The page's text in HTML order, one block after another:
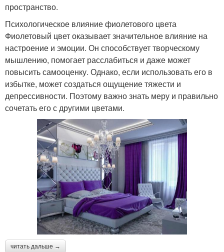
пространство.
Психологическое влияние фиолетового цвета
Фиолетовый цвет оказывает значительное влияние на
настроение и эмоции. Он способствует творческому
мышлению, помогает расслабиться и даже может
повысить самооценку. Однако, если использовать его в
избытке, может создаться ощущение тяжести и
депрессивности. Поэтому важно знать меру и правильно
сочетать его с другими цветами.
читать дальше →